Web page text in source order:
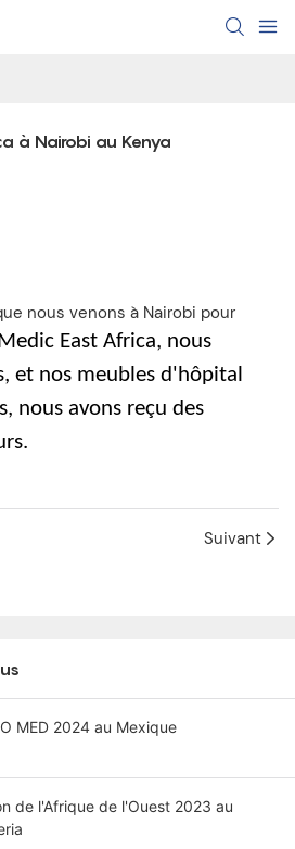
à Nairobi au Kenya
nous venons à Nairobi pour
East Africa, nous
et nos meubles d'hôpital
nous avons reçu des
Suivant
MED 2024 au Mexique
de l'Afrique de l'Ouest 2023 au